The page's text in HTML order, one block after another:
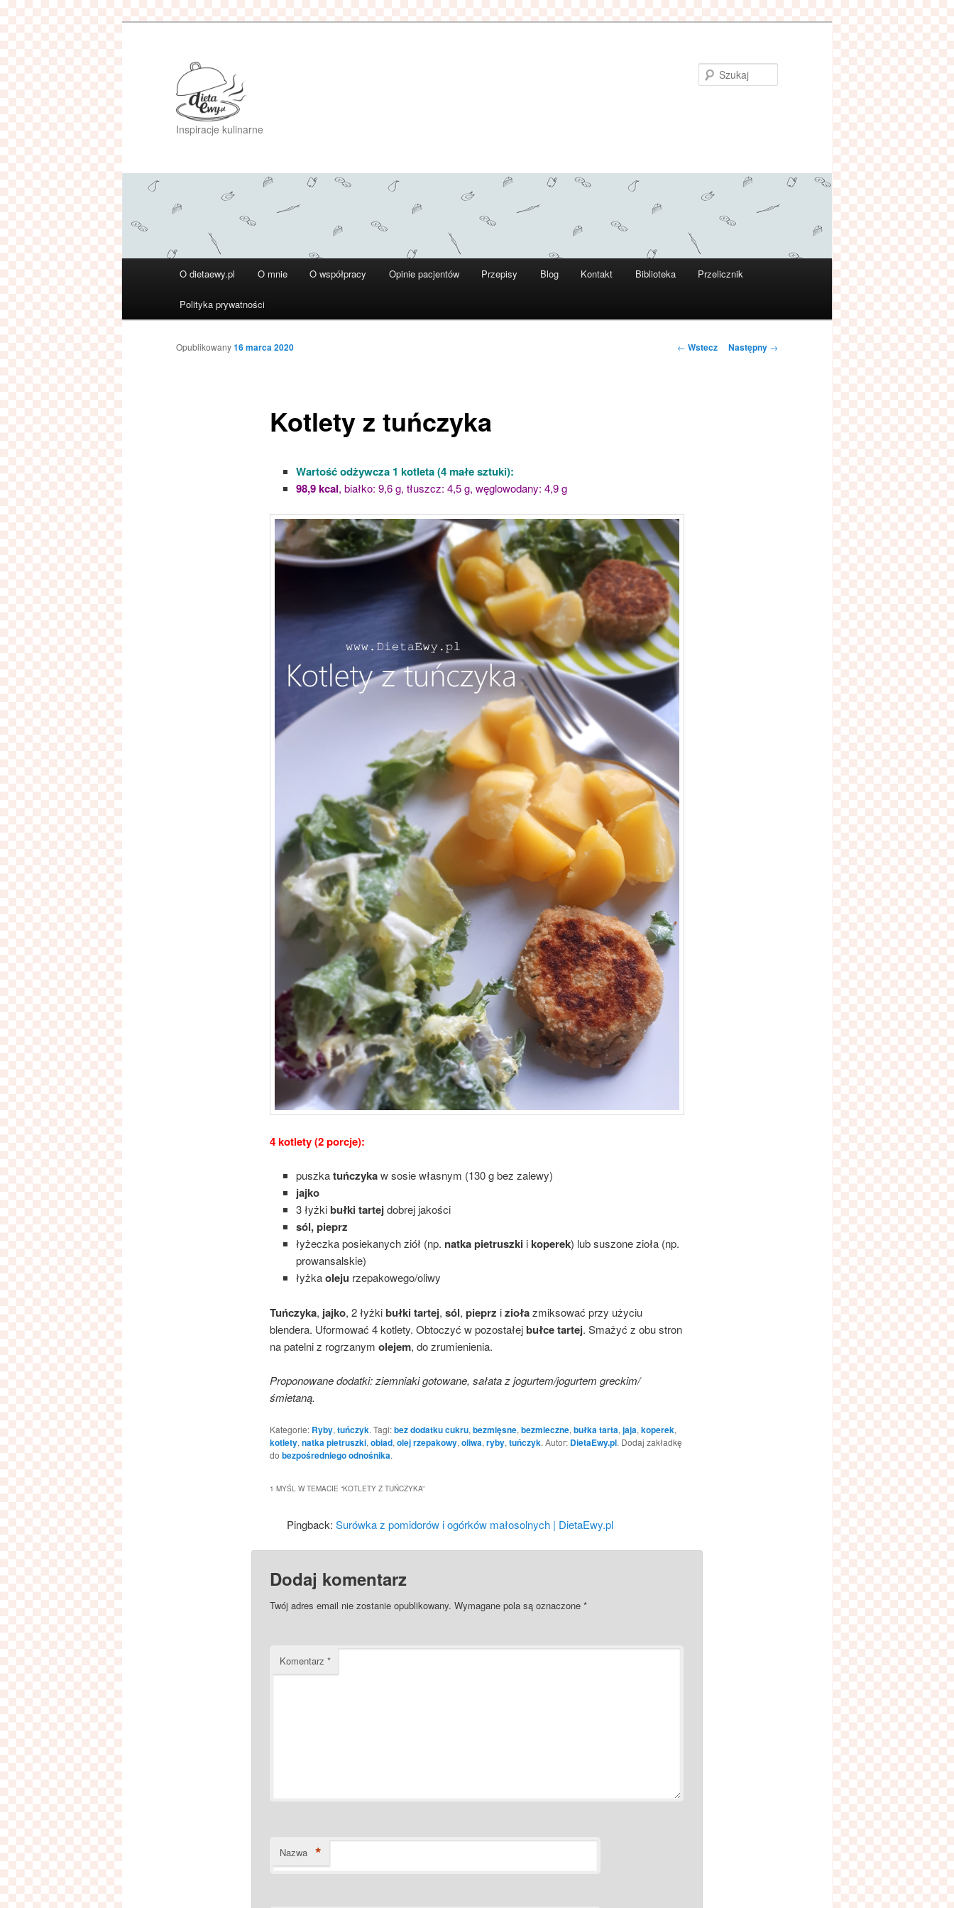
Przeskocz
do
tekstu
Inspiracje kulinarne
O dietaewy.pl O mnie O współpracy Opinie pacjentów Przepisy Blog Kontakt Biblioteka Przelicznik
Polityka prywatności
Zobacz
← Wstecz Następny →
Kotlety z tuńczyka
Opublikowany16 marca 2020
Wartość odżywcza 1 kotleta (4 małe sztuki):
98,9 kcal, białko: 9,6 g, tłuszcz: 4,5 g, węglowodany: 4,9 g
4 kotlety (2 porcje):
puszkatuńczykaw sosie własnym (130 g bez zalewy)
jajko
3 łyżkibułki tartejdobrej jakości
sól, pieprz
łyżeczka posiekanych ziół (np. natka pietruszki ikoperek) lub suszone zioła (np.
prowansalskie)
łyżkaoleju rzepakowego/oliwy
Tuńczyka, jajko, 2 łyżkibułki tartej, sól, pieprz iziołazmiksować przy użyciu
blendera. Uformować 4 kotlety. Obtoczyć w pozostałejbułce tartej. Smażyć z obu stron
na patelni z rogrzanym olejem, do zrumienienia.
Proponowane dodatki: ziemniaki gotowane, sałata z jogurtem/jogurtem greckim/
śmietaną.
Kategorie: Ryby, tuńczyk. Tagi:bez dodatku cukru, bezmięsne, bezmleczne, bułka tarta, jaja, koperek,
kotlety, natka pietruszki, obiad, olej rzepakowy, oliwa, ryby, tuńczyk. Autor: DietaEwy.pl. Dodaj zakładkę
do bezpośredniego odnośnika.
1 MYŚL W TEMACIE “KOTLETY Z TUŃCZYKA”
Pingback:Surówka z pomidorów i ogórków małosolnych | DietaEwy.pl
Dodaj komentarz
Twój adres email nie zostanie opublikowany. Wymagane pola są oznaczone *
Komentarz *
Nazwa *